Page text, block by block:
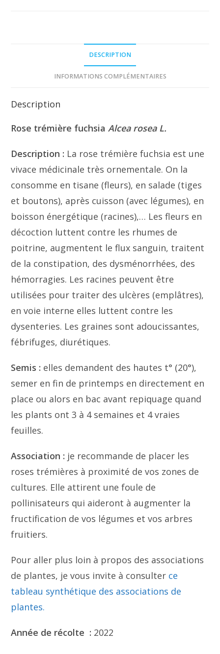
DESCRIPTION
INFORMATIONS COMPLÉMENTAIRES
Description
Rose trémière fuchsiaAlcea rosea L.
Description : La rose trémière fuchsia est une
vivace médicinale très ornementale. On la
consomme en tisane (fleurs), en salade (tiges
et boutons), après cuisson (avec légumes), en
boisson énergétique (racines),… Les fleurs en
décoction luttent contre les rhumes de
poitrine, augmentent le flux sanguin, traitent
de la constipation, des dysménorrhées, des
hémorragies. Les racines peuvent être
utilisées pour traiter des ulcères (emplâtres),
en voie interne elles luttent contre les
dysenteries. Les graines sont adoucissantes,
fébrifuges, diurétiques.
Semis : elles demandent des hautes t° (20°),
semer en fin de printemps en directement en
place ou alors en bac avant repiquage quand
les plants ont 3 à 4 semaines et 4 vraies
feuilles.
Association : je recommande de placer les
roses trémières à proximité de vos zones de
cultures. Elle attirent une foule de
pollinisateurs qui aideront à augmenter la
fructification de vos légumes et vos arbres
fruitiers.
Pour aller plus loin à propos des associations
de plantes, je vous invite à consulter ce
tableau synthétique des associations de
plantes.
Année de récolte : 2022